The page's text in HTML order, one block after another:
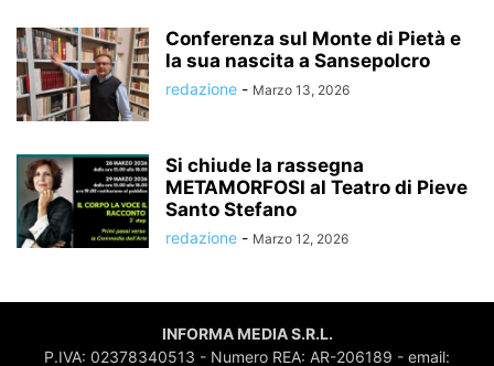
Conferenza sul Monte di Pietà e
la sua nascita a Sansepolcro
redazione - Marzo 13, 2026
Si chiude la rassegna
METAMORFOSI al Teatro di Pieve
Santo Stefano
redazione - Marzo 12, 2026
INFORMA MEDIA S.R.L.
P.IVA: 02378340513 - Numero REA: AR-206189 - email: